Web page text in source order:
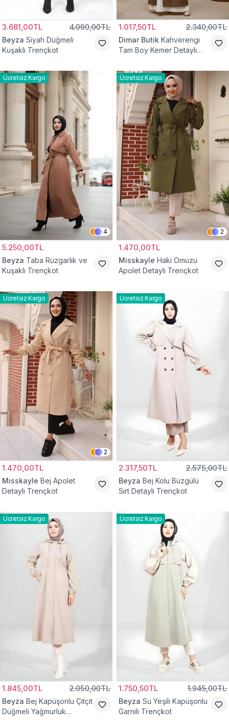
3.681,00TL 4.090,00TL
Beyza Siyah Düğmeli
Kuşaklı Trençkot
1.017,50TL 2.340,00TL
Dimar Butik Kahverengi
Tam Boy Kemer Detaylı
Ücretsiz Kargo
4
5.250,00TL
Beyza Taba Rüzgarlık ve
Kuşaklı Trençkot
Ücretsiz Kargo
2
1.470,00TL
Misskayle Haki Omuzu
Apolet Detaylı Trençkot
Ücretsiz Kargo
2
1.470,00TL
Misskayle Bej Apolet
Detaylı Trençkot
Ücretsiz Kargo
2.317,50TL 2.575,00TL
Beyza Bej Kolu Büzgülü
Sırt Detaylı Trençkot
Ücretsiz Kargo
1.845,00TL 2.050,00TL
Beyza Bej Kapüşonlu Çıtçıt
Düğmeli Yağmurluk
Ücretsiz Kargo
1.750,50TL 1.945,00TL
Beyza Su Yeşili Kapüşonlu
Garnili Trençkot